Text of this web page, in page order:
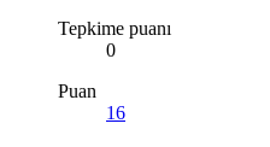
Tepkime puanı
0
Puan
16